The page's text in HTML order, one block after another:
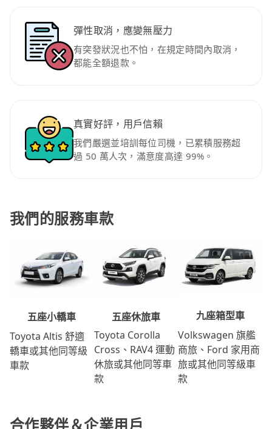
彈性取消，應變無壓力
有突發狀況也不怕，在規定時間內取消，
都能全額退款。
真實好評，用戶信賴
我們嚴選並培訓每位司機，已累積服務超
過 50 萬人次，滿意度高達 99%。
我們的服務車款
五座小轎車
Toyota Altis 舒適
轎車或其他同等級
車款
五座休旅車
Toyota Corolla
Cross、RAV4 運動
休旅或其他同等車
款
九座箱型車
Volkswagen 旗艦
商旅、Ford 家用商
旅或其他同等級車
款
合作夥伴＆企業用戶